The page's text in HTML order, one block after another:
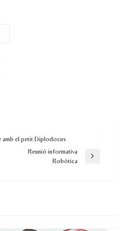
amb el petit Diplodocus
Reunió informativa
Robòtica